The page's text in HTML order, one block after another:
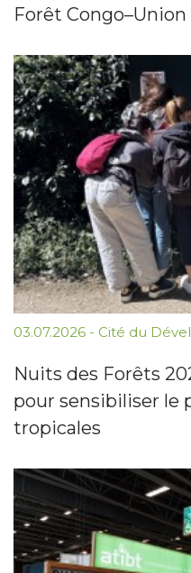
Forêt
03.07.2026 - Cité du
Nuits des Forêts
pour sensibiliser le
tropicales